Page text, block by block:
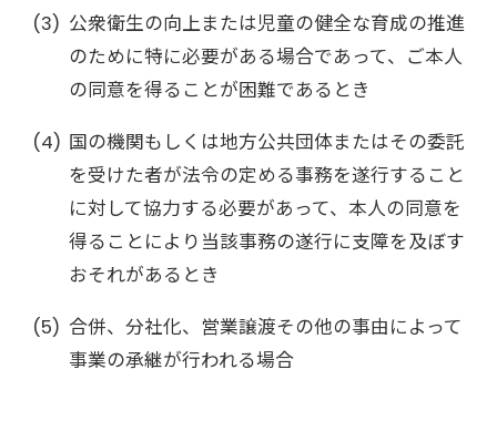
公衆衛生の向上または児童の健全な育成の推進
のために特に必要がある場合であって、ご本人
の同意を得ることが困難であるとき
国の機関もしくは地方公共団体またはその委託
を受けた者が法令の定める事務を遂行すること
に対して協力する必要があって、本人の同意を
得ることにより当該事務の遂行に支障を及ぼす
おそれがあるとき
合併、分社化、営業譲渡その他の事由によって
事業の承継が行われる場合